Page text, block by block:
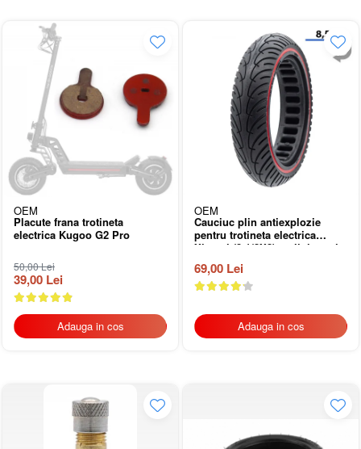
OEM
Placute frana trotineta
electrica Kugoo G2 Pro
50,00 Lei
39,00 Lei
Adauga in cos
OEM
Cauciuc plin antiexplozie
pentru trotineta electrica
Xiaomi (8 1/2X2) cu linie rosie
69,00 Lei
Adauga in cos